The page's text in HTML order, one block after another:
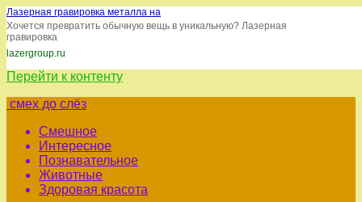
Лазерная гравировка металла на
Хочется превратить обычную вещь в уникальную? Лазерная
гравировка
lazergroup.ru
Перейти к контенту
смех до слёз
Смешное
Интересное
Познавательное
Животные
Здоровая красота